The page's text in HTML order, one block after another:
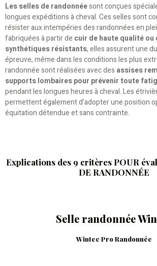
Les selles de randonnéesont conçues
longues expéditions à cheval. Ces selles sont
résister aux intempéries des randonnées en
fabriquées à partir de cuir de haute qualité ou
synthétiques résistants, elles assurent une
épreuve, même dans les conditions les plus
randonnée sont réalisées avec des assises
supports lombaires pour prévenir toute
pendant les longues heures à cheval. Les
permettent également d’adopter une position
équitation détendue et sans contrainte.
Explications des 9 critères POUR
DE RANDONNÉE
Selle randonnée
Wintec Pro Randonnée